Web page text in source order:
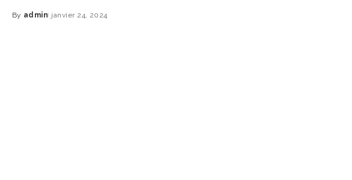
Posted
By admin janvier 24, 2024